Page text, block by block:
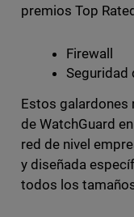
premios Top
Firewall
Seguridad
Estos galardones
de WatchGuard
red de nivel
y diseñada
todos los